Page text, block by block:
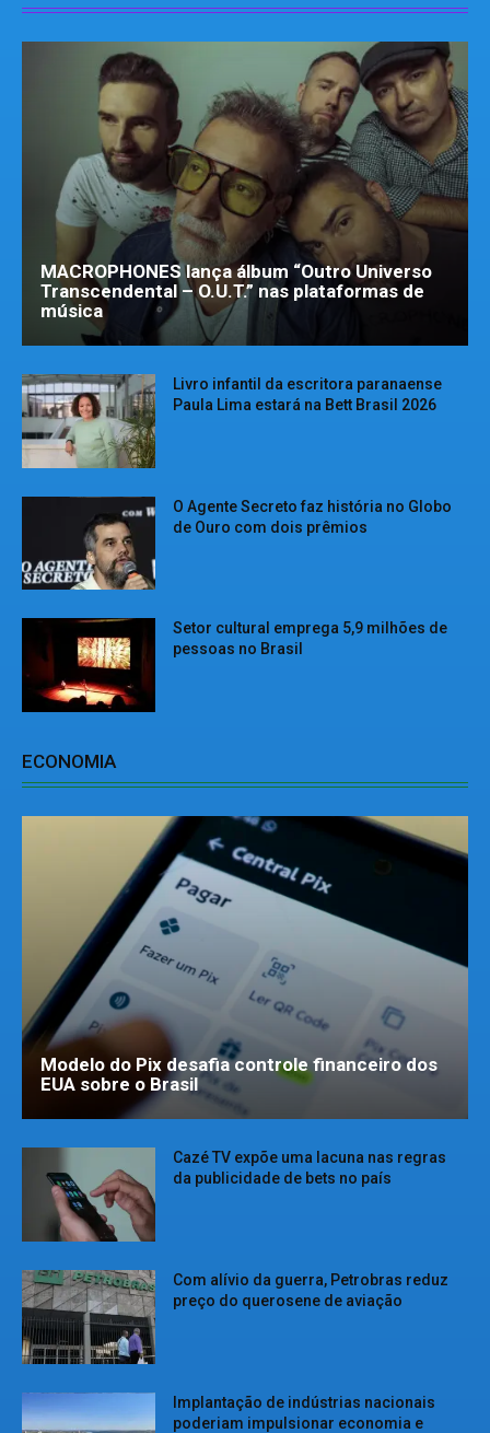
MACROPHONES lança álbum “Outro Universo
Transcendental – O.U.T.” nas plataformas de
música
Livro infantil da escritora paranaense
Paula Lima estará na Bett Brasil 2026
O Agente Secreto faz história no Globo
de Ouro com dois prêmios
Setor cultural emprega 5,9 milhões de
pessoas no Brasil
ECONOMIA
Modelo do Pix desafia controle financeiro dos
EUA sobre o Brasil
Cazé TV expõe uma lacuna nas regras
da publicidade de bets no país
Com alívio da guerra, Petrobras reduz
preço do querosene de aviação
Implantação de indústrias nacionais
poderiam impulsionar economia e